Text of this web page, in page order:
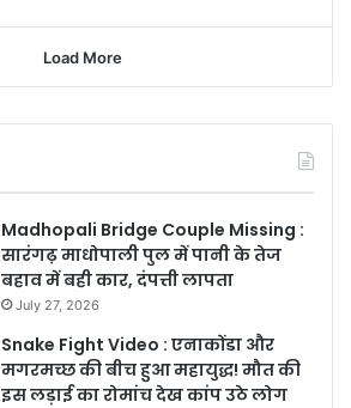
Load More
Madhopali Bridge Couple Missing :
सारंगढ़ माधोपाली पुल में पानी के तेज
बहाव में बही कार, दंपत्ती लापता
July 27, 2026
Snake Fight Video : एनाकोंडा और
मगरमच्छ की बीच हुआ महायुद्ध! मौत की
इस लड़ाई का रोमांच देख कांप उठे लोग